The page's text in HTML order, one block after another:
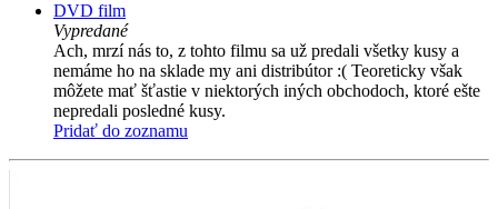
DVD film
Vypredané
Ach, mrzí nás to, z tohto filmu sa už predali všetky kusy a
nemáme ho na sklade my ani distribútor :( Teoreticky však
môžete mať šťastie v niektorých iných obchodoch, ktoré ešte
nepredali posledné kusy.
Pridať do zoznamu